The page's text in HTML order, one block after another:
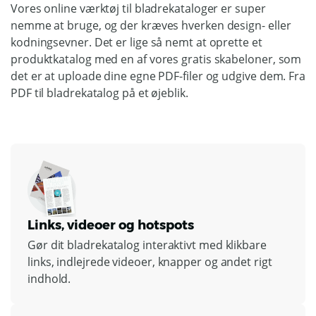
Vores online værktøj til bladrekataloger er super
nemme at bruge, og der kræves hverken design- eller
kodningsevner. Det er lige så nemt at oprette et
produktkatalog med en af vores gratis skabeloner, som
det er at uploade dine egne PDF-filer og udgive dem. Fra
PDF til bladrekatalog på et øjeblik.
Links, videoer og hotspots
Gør dit bladrekatalog interaktivt med klikbare
links, indlejrede videoer, knapper og andet rigt
indhold.